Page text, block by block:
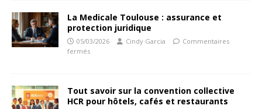
La Medicale Toulouse : assurance et
protection juridique
05/03/2026 Cindy Garcia
Commentaires
fermés
Tout savoir sur la convention collective
HCR pour hôtels, cafés et restaurants